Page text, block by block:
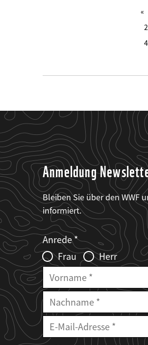
Anmeldung
Bleiben Sie über den WWF
informiert.
Web2Case
Infofelder
Fieldset
anrede_name
Anrede
Frau
Herr
Vorname
Nachname
E-
Mailadresse
Mail
Adresse